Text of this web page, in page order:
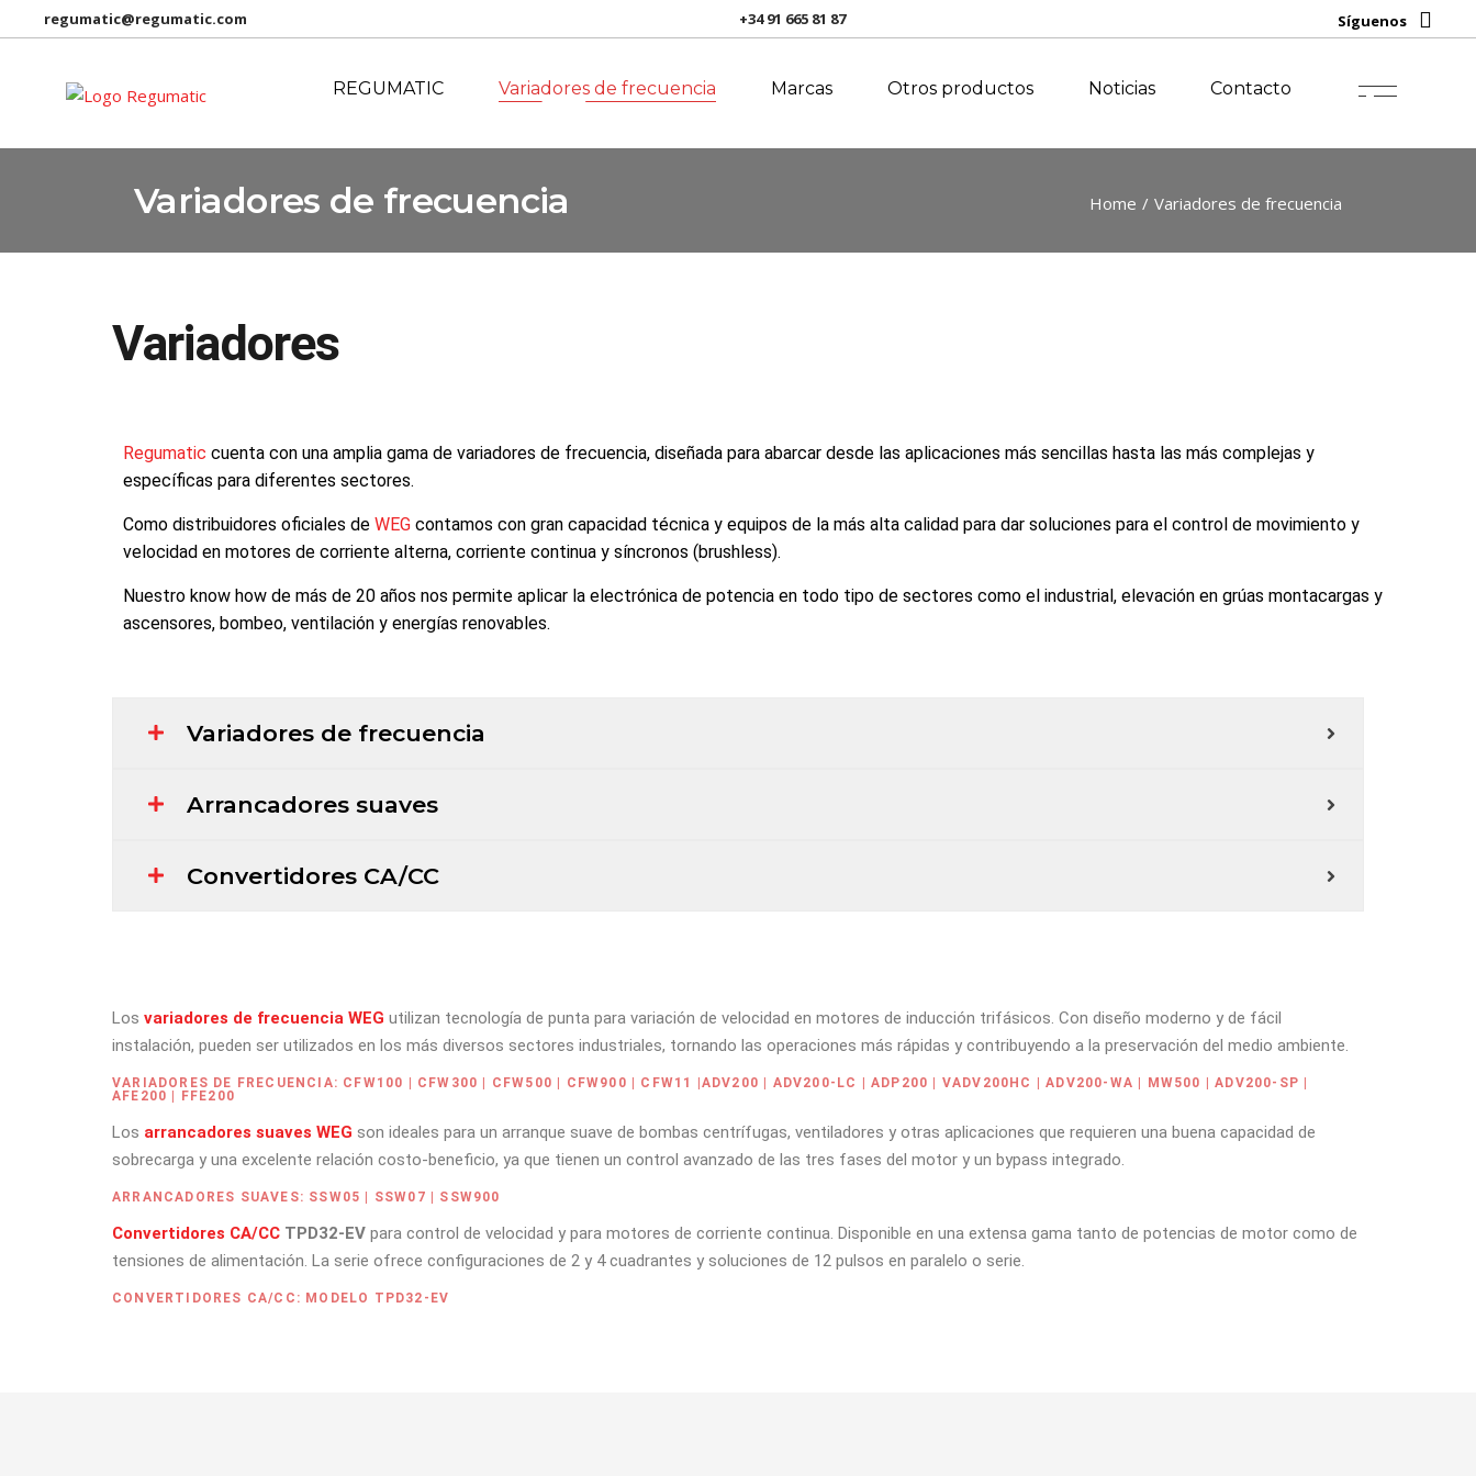
regumatic@regumatic.com +34 91 665 81 87 Síguenos
REGUMATIC Variadores de frecuencia Marcas
WEG
Otros productos
Soluciones
Noticias Contacto
integradas
Variadores de frecuencia Home Variadores de frecuencia
Variadores
Regumatic cuenta con una amplia gama de variadores de frecuencia, diseñada para abarcar desde las aplicaciones más sencillas hasta las más complejas y
específicas para diferentes sectores.
Como distribuidores oficiales de WEG contamos con gran capacidad técnica y equipos de la más alta calidad para dar soluciones para el control de movimiento y
velocidad en motores de corriente alterna, corriente continua y síncronos (brushless).
Nuestro know how de más de 20 años nos permite aplicar la electrónica de potencia en todo tipo de sectores como el industrial, elevación en grúas montacargas y
ascensores, bombeo, ventilación y energías renovables.
Variadores de frecuencia
Arrancadores suaves
Convertidores CA/CC
Los variadores de frecuencia WEG utilizan tecnología de punta para variación de velocidad en motores de inducción trifásicos. Con diseño moderno y de fácil
instalación, pueden ser utilizados en los más diversos sectores industriales, tornando las operaciones más rápidas y contribuyendo a la preservación del medio ambiente.
VARIADORES DE FRECUENCIA: CFW100 | CFW300 | CFW500 | CFW900 | CFW11 |ADV200 | ADV200-LC | ADP200 | VADV200HC | ADV200-WA | MW500 | ADV200-SP |
AFE200 | FFE200
Los arrancadores suaves WEG son ideales para un arranque suave de bombas centrífugas, ventiladores y otras aplicaciones que requieren una buena capacidad de
sobrecarga y una excelente relación costo-beneficio, ya que tienen un control avanzado de las tres fases del motor y un bypass integrado.
ARRANCADORES SUAVES: SSW05 | SSW07 | SSW900
Convertidores CA/CC TPD32-EV para control de velocidad y para motores de corriente continua. Disponible en una extensa gama tanto de potencias de motor como de
tensiones de alimentación. La serie ofrece configuraciones de 2 y 4 cuadrantes y soluciones de 12 pulsos en paralelo o serie.
CONVERTIDORES CA/CC: MODELO TPD32-EV